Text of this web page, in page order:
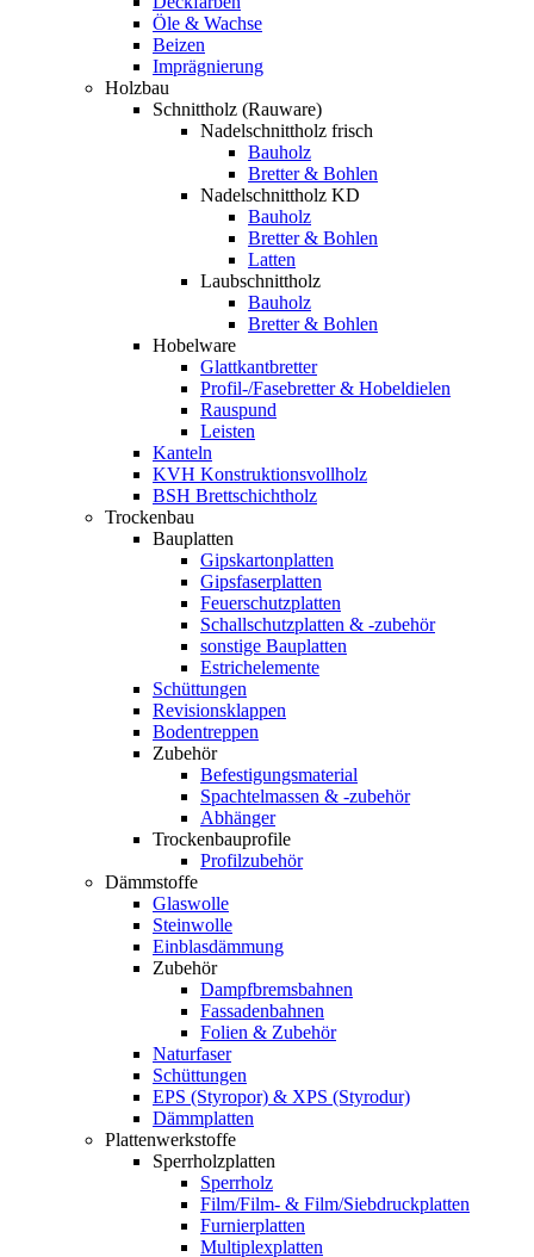
Öle & Wachse
Beizen
Imprägnierung
Holzbau
Schnittholz (Rauware)
Nadelschnittholz frisch
Bauholz
Bretter & Bohlen
Nadelschnittholz KD
Bauholz
Bretter & Bohlen
Latten
Laubschnittholz
Bauholz
Bretter & Bohlen
Hobelware
Glattkantbretter
Profil-/Fasebretter & Hobeldielen
Rauspund
Leisten
Kanteln
KVH Konstruktionsvollholz
BSH Brettschichtholz
Trockenbau
Bauplatten
Gipskartonplatten
Gipsfaserplatten
Feuerschutzplatten
Schallschutzplatten & -zubehör
sonstige Bauplatten
Estrichelemente
Schüttungen
Revisionsklappen
Bodentreppen
Zubehör
Befestigungsmaterial
Spachtelmassen & -zubehör
Abhänger
Trockenbauprofile
Profilzubehör
Dämmstoffe
Glaswolle
Steinwolle
Einblasdämmung
Zubehör
Dampfbremsbahnen
Fassadenbahnen
Folien & Zubehör
Naturfaser
Schüttungen
EPS (Styropor) & XPS (Styrodur)
Dämmplatten
Plattenwerkstoffe
Sperrholzplatten
Sperrholz
Film/Film- & Film/Siebdruckplatten
Furnierplatten
Multiplexplatten